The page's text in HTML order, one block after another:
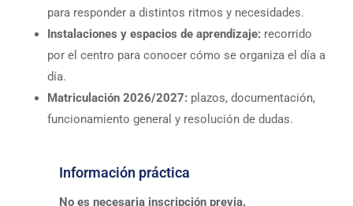
para responder a distintos ritmos y necesidades.
Instalaciones y espacios de aprendizaje: recorrido
por el centro para conocer cómo se organiza el día a
día.
Matriculación 2026/2027: plazos, documentación,
funcionamiento general y resolución de dudas.
Información práctica
No es necesaria inscripción previa.